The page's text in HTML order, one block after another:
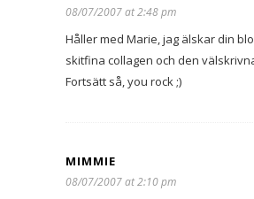
08/07/2007 at 2:48 pm
Håller med Marie, jag älskar din
skitfina collagen och den
Fortsätt så, you rock ;)
MIMMIE
08/07/2007 at 2:10 pm